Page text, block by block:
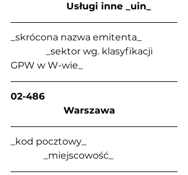
                   Usługi inne _uin_
_skrócona nazwa emitenta_
               _sektor wg. klasyfikacji
GPW w W-wie_
02-486
                  Warszawa
_kod pocztowy_
              _miejscowość_